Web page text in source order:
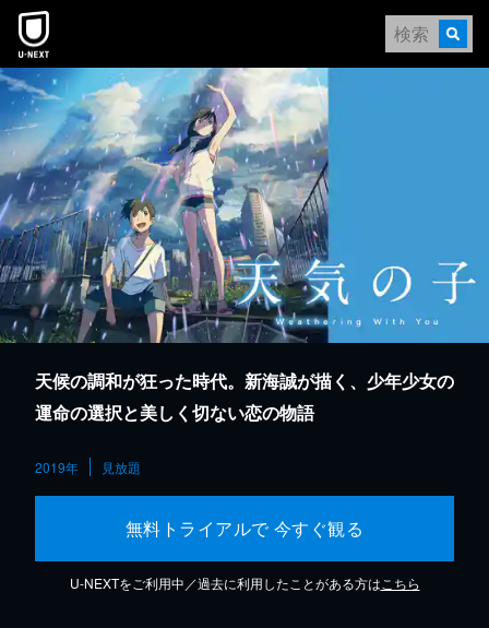
本文へスキップ
天候の調和が狂った時代。新海誠が描く、少年少女の
運命の選択と美しく切ない恋の物語
2019年 見放題
無料トライアルで 今すぐ観る
U-NEXTをご利用中／過去に利用したことがある方は こちら